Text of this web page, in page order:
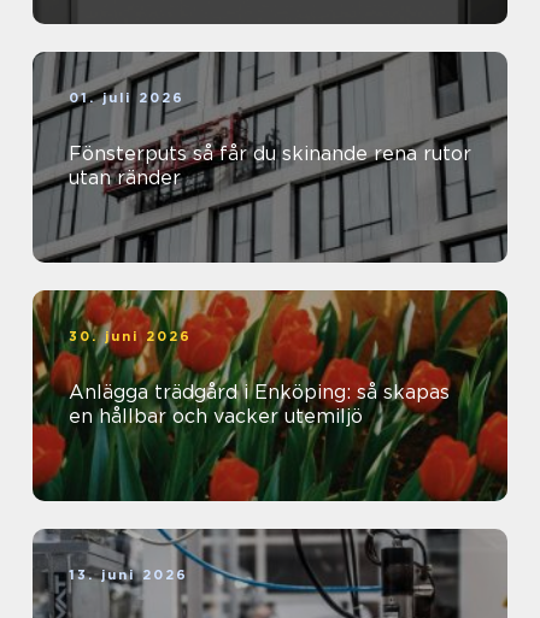
01. juli 2026
Fönsterputs så får du skinande rena rutor
utan ränder
30. juni 2026
Anlägga trädgård i Enköping: så skapas
en hållbar och vacker utemiljö
13. juni 2026